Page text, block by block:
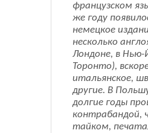
французском
же году
немецкое
несколько
Лондоне, в Нью-
Торонто),
итальянское,
другие. В
долгие годы
контрабандой,
тайком,